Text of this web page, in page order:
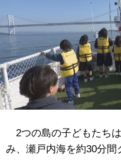
2つの島の子どもたち
み、瀬戸内海を約30分間